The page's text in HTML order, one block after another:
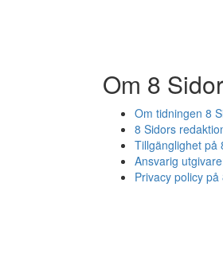
Om 8 Sidor
Om tidningen 8
8 Sidors
Tillgänglighet på
Ansvarig
Privacy policy på